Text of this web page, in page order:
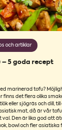
och artiklar
– 5 goda recept
marinerad tofu?
finns det flera olika
eller sjögräs och dill,
mat, då är vår
Den är lika god att
bowl och fler